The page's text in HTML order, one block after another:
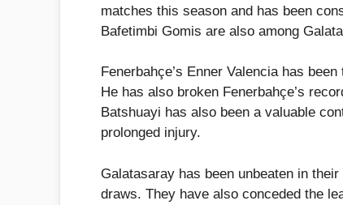
matches this season and has been
Bafetimbi Gomis are also among
Fenerbahçe’s Enner Valencia has
He has also broken Fenerbahçe’s
Batshuayi has also been a valuable
prolonged injury.
Galatasaray has been unbeaten in
draws. They have also conceded the